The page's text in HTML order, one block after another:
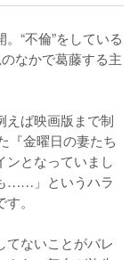
“不倫”をしている
なかで葛藤する主
えば映画版まで制
『金曜日の妻たち
ンとなっていまし
……」というハラ
。
てないことがバレ